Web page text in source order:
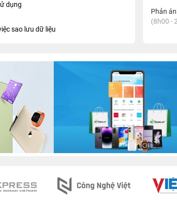
dụng
sao lưu dữ liệu
Phản
(8h00 -